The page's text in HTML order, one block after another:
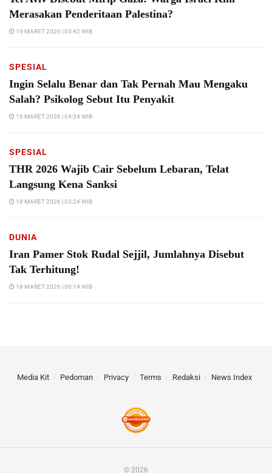
Merasakan Penderitaan Palestina?
19 MARET 2026 | 03:42 WIB
SPESIAL
Ingin Selalu Benar dan Tak Pernah Mau Mengaku
Salah? Psikolog Sebut Itu Penyakit
18 MARET 2026 | 04:34 WIB
SPESIAL
THR 2026 Wajib Cair Sebelum Lebaran, Telat
Langsung Kena Sanksi
18 MARET 2026 | 03:24 WIB
DUNIA
Iran Pamer Stok Rudal Sejjil, Jumlahnya Disebut
Tak Terhitung!
18 MARET 2026 | 00:14 WIB
Media Kit Pedoman Privacy Terms Redaksi News Index
© 2026